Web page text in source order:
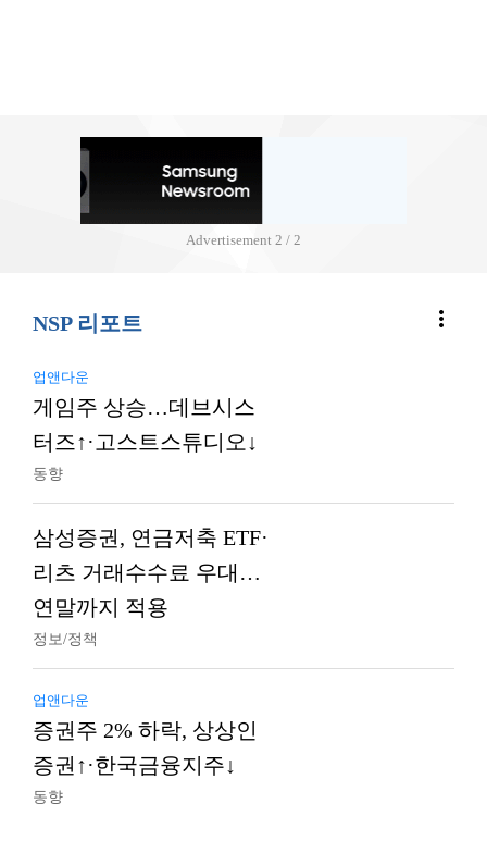
Advertisement 2 / 2
NSP 리포트 more_vert
업앤다운
게임주 상승…데브시스
터즈↑·고스트스튜디오↓
동향
삼성증권, 연금저축 ETF·
리츠 거래수수료 우대…
연말까지 적용
정보/정책
업앤다운
증권주 2% 하락, 상상인
증권↑·한국금융지주↓
동향